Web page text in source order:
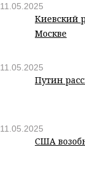
11.05.2025
Киевский
Москве
11.05.2025
Путин
11.05.2025
США